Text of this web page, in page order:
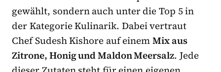
gewählt, sondern auch unter die Top 5 in
der Kategorie Kulinarik. Dabei vertraut
Chef Sudesh Kishore auf einemMix aus
Zitrone, Honig und Maldon Meersalz. Jede